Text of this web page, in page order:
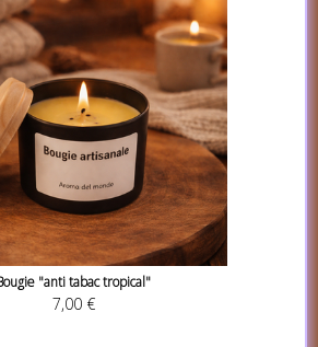
"anti tabac tropical"
7,00 €